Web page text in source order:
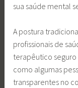
sua saúde mental
A postura
profissionais de
terapêutico
como algumas
transparentes no